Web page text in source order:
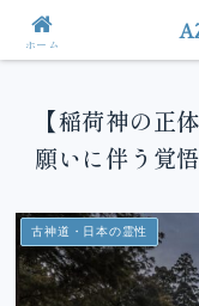
【稲荷神の正
願いに伴う覚悟
古神道・日本の霊性
ホーム